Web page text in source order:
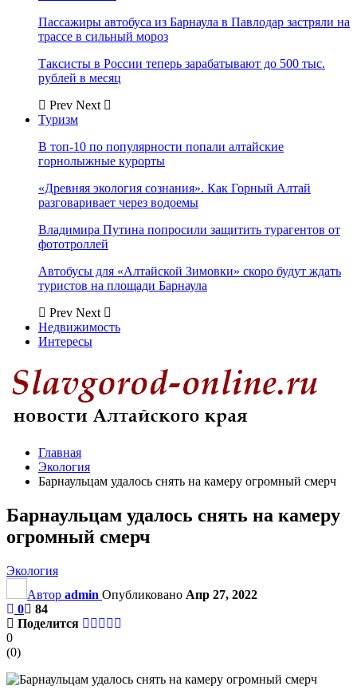
Пассажиры автобуса из Барнаула в Павлодар застряли на
трассе в сильный мороз
Таксисты в России теперь зарабатывают до 500 тыс.
рублей в месяц
Prev Next
Туризм
В топ-10 по популярности попали алтайские
горнолыжные курорты
«Древняя экология сознания». Как Горный Алтай
разговаривает через водоемы
Владимира Путина попросили защитить турагентов от
фототроллей
Автобусы для «Алтайской Зимовки» скоро будут ждать
туристов на площади Барнаула
Prev Next
Недвижимость
Интересы
Главная
Экология
Барнаульцам удалось снять на камеру огромный смерч
Барнаульцам удалось снять на камеру
огромный смерч
Экология
Автор admin Опубликовано Апр 27, 2022
0
84
Поделится
0
(0)